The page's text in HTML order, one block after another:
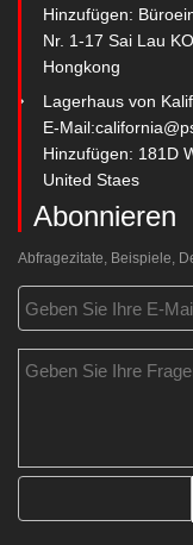
Hinzufügen:
Nr. 1-17 Sai Lau
Hongkong
Lagerhaus von
E-Mail:
Hinzufügen: 181D
United Staes
Abonnieren
Abfragezitate, Beispiele,